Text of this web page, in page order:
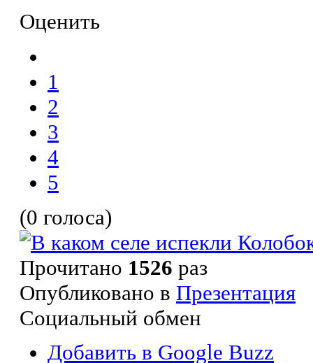
Оценить
1
2
3
4
5
(0 голоса)
Прочитано 1526 раз
Опубликовано в Презентация
Социальный обмен
Добавить в Google Buzz